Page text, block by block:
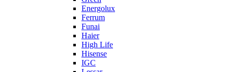
Energolux
Ferrum
Funai
Haier
High Life
Hisense
IGC